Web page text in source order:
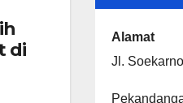
di
Alamat
Jl.